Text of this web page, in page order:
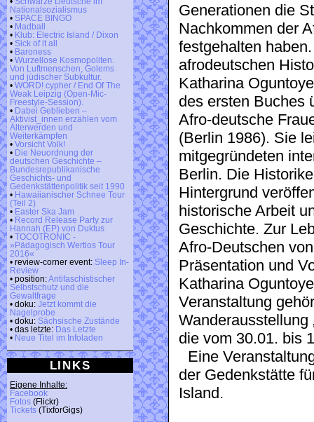
Nationalsozialismus
• SPACE BINGO
• Madball
• Klub: Electric Island / Dixon
• Sick of it all
• Baroness
• Wurzellose Kosmopoliten.
Von Luftmenschen, Golems
und jüdischer Subkultur.
• WORD! cypher / End Of The
Weak Leipzig (Open-Mic-
Freestyle-Session).
• Dabei Geblieben –
Aktivist_innen erzählen vom
Älterwerden und
Weiterkämpfen
• Vorsicht Volk!
• Die Neuordnung der
deutschen Geschichte –
Bundesrepublikanische
Geschichts- und
Gedenkstättenpolitik seit 1990
• Hawaiianischer Schnee Tour
(Teil 2)
• Easter Ska Jam
• Record Release Party zur
Hannah (EP) von Duktus
• TOCOTRONIC -
»Pädagogisch Wertlos Tour
2016«
• review-corner event: Sleep In-
Review
• position:Antifaschistischer
Selbstschutz und die
Gewaltfrage
• doku: Jetzt kommt die
Nagelprobe
• doku: Sächsische Zustände
• das letzte: Das Letzte
• Neue Titel im Infoladen
LINKS
Eigene Inhalte:
Facebook
Fotos (Flickr)
Tickets (TixforGigs)
Generationen die
Nachkommen der
festgehalten
afrodeutschen
Katharina
des ersten Buches
Afro-deutsche
(Berlin 1986). Sie
mitgegründeten
Berlin. Die
Hintergrund
historische Arbeit
Geschichte. Zur
Afro-Deutschen
Präsentation und
Katharina
Veranstaltung
Wanderausstellung
die vom 30.01. bis
Eine
der Gedenkstätte
Island.